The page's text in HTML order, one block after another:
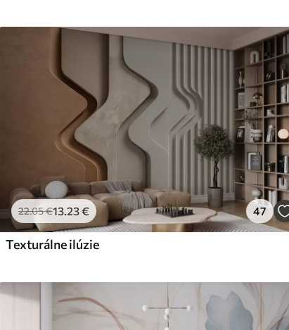
22.05€13 .23€ 47
Texturálne ilúzie